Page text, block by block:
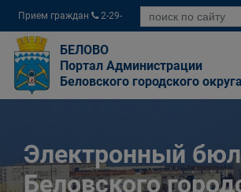
Прием граждан
2-29-
04
БЕЛОВО
Портал Администрации
Беловского городского округа
Электронный
Беловского